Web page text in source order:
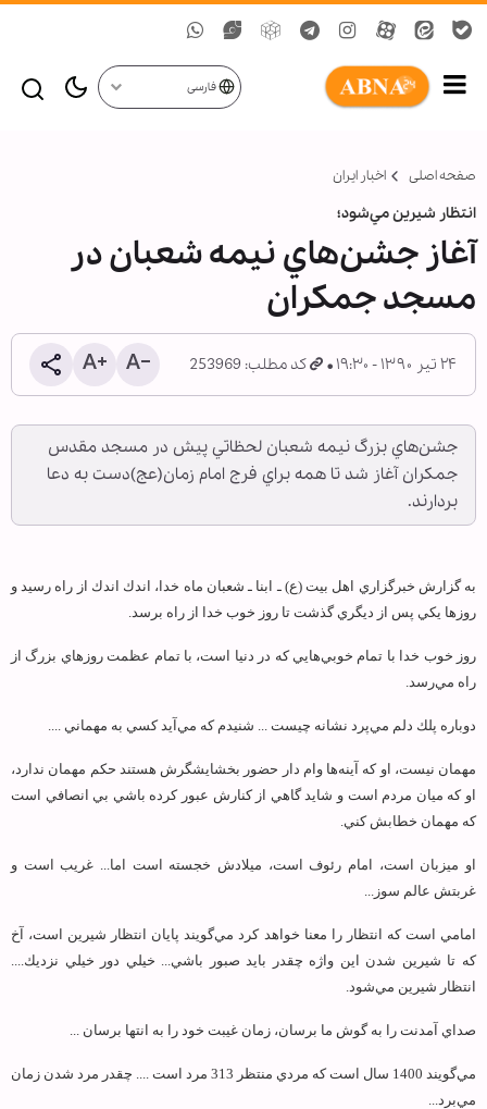
فارسی
صفحه اصلی اخبار ایران
انتظار شيرين مي‌شود؛
آغاز جشن‌هاي نيمه شعبان در
مسجد جمكران
۲۴ تیر ۱۳۹۰ - ۱۹:۳۰ کد مطلب: 253969
جشن‌هاي بزرگ نيمه شعبان لحظاتي پيش در مسجد مقدس
جمكران آغاز شد تا همه براي فرج امام زمان(عج)دست به دعا
بردارند.
به گزارش خبرگزاري اهل بیت (ع) ـ ابنا ـ شعبان ماه خدا، اندك اندك از راه رسيد و
روزها يكي پس از ديگري گذشت تا روز خوب خدا از راه برسد.
روز خوب خدا با تمام خوبي‌هايي كه در دنيا است، با تمام عظمت روزهاي بزرگ از
راه مي‌رسد.
دوباره پلك دلم مي‌پرد نشانه چيست ... شنيدم كه مي‌آيد كسي به مهماني ....
مهمان نيست، او كه آينه‌ها وام دار حضور بخشايشگرش هستند حكم مهمان ندارد،
او كه ميان مردم است و شايد گاهي از كنارش عبور كرده باشي بي انصافي است
كه مهمان خطابش كني.
او ميزبان است، امام رئوف است، ميلادش خجسته است اما... غريب است و
غربتش عالم سوز...
امامي است كه انتظار را معنا خواهد كرد مي‌گويند پايان انتظار شيرين است، آخ
كه تا شيرين شدن اين واژه چقدر بايد صبور باشي... خيلي دور خيلي نزديك....
انتظار شيرين مي‌شود.
صداي آمدنت را به گوش ما برسان، زمان غيبت خود را به انتها برسان ...
مي‌گويند 1400 سال است كه مردي منتظر 313 مرد است .... چقدر مرد شدن زمان
مي‌برد...